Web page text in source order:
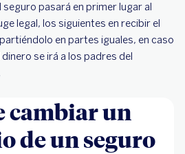
pasará en primer lugar al
legal, los siguientes en recibir el
en partes iguales, en caso
se irá a los padres del
cambiar un
de un seguro